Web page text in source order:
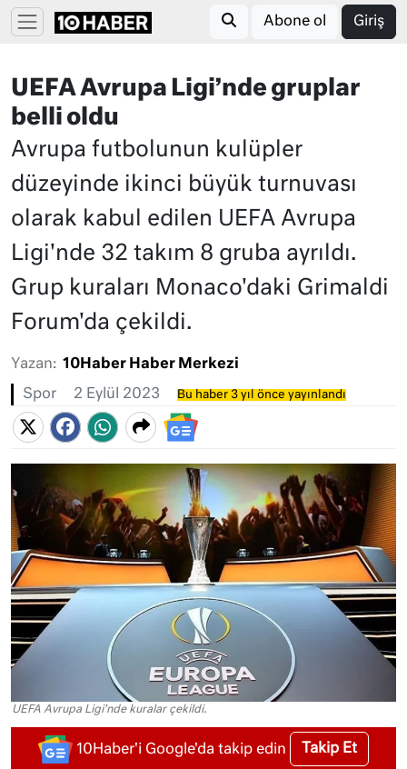
Abone ol Giriş
UEFA Avrupa Ligi’nde gruplar
belli oldu
Avrupa futbolunun kulüpler
düzeyinde ikinci büyük turnuvası
olarak kabul edilen UEFA Avrupa
Ligi'nde 32 takım 8 gruba ayrıldı.
Grup kuraları Monaco'daki Grimaldi
Forum'da çekildi.
Yazan: 10Haber Haber Merkezi
Spor 2 Eylül 2023 Bu haber 3 yıl önce yayınlandı
UEFA Avrupa Ligi'nde kuralar çekildi.
10Haber'i Google'da takip edin Takip Et